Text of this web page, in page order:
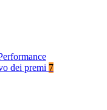
dei premi 7